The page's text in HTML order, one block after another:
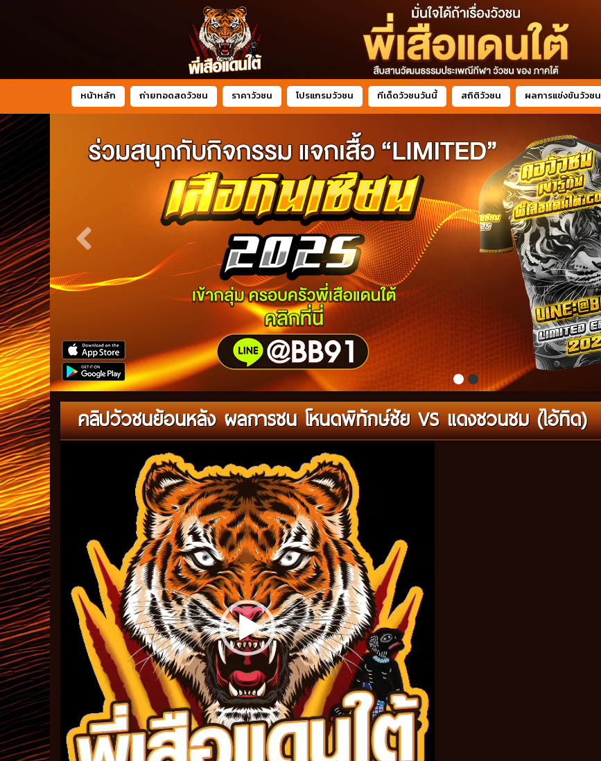
หน้าหลัก ถ่ายทอดสดวัวชน ราคาวัวชน โปรแกรมวัวชน ทีเด็ดวัวชนวันนี้ สถิติวัวชน ผลการแข่งขันวัวชน
คลิปวัวชนย้อนหลัง ผลการชน โหนดพิทักษ์ชัย VS แดงชวนชม (ไอ้ทิด)